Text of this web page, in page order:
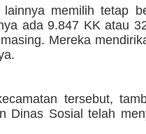
memilih tetap
ada 9.847 KK atau
Mereka
tersebut,
Dinas Sosial telah